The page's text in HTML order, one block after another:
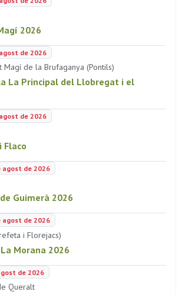
2026
de 2026
Magí de la Brufaganya (Pontils)
La Principal del Llobregat i el
de 2026
Flaco
agost de 2026
Guimerà 2026
agost de 2026
i Florejacs)
Morana 2026
de 2026
Queralt